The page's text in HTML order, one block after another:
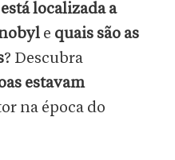
localizada a
e quais são as
? Descubra
estavam
na época do